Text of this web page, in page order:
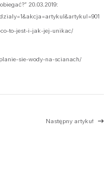
20.03.2019:
to-jest-i-jak-jej-unikac/
sie-wody-na-scianach/
Następny artykuł